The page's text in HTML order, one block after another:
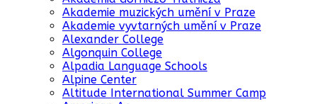
Akademie muzických umění v Praze
Akademie vyvtarných umění v Praze
Alexander College
Algonquin College
Alpadia Language Schools
Alpine Center
Altitude International Summer Camp